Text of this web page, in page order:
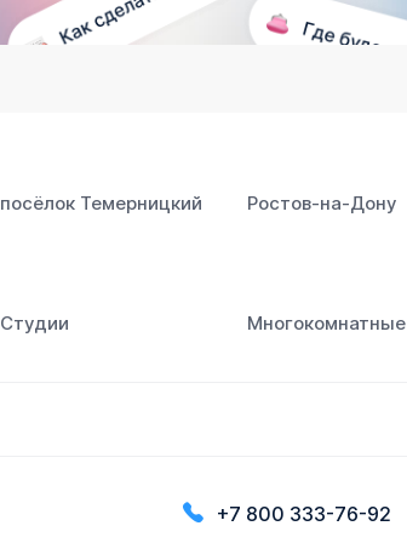
посёлок Темерницкий Ростов‑на‑Дону
Студии Многокомнатные
+7 800 333-76-92